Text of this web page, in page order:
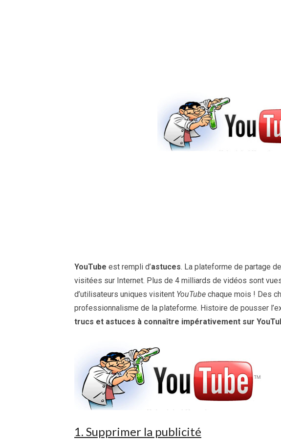
YouTube est rempli d’astuces. La plateforme de partage
visitées sur Internet. Plus de 4 milliards de vidéos sont
d’utilisateurs uniques visitent YouTube chaque mois ! Des
professionnalisme de la plateforme. Histoire de pousser
trucs et astuces à connaître impérativement sur
1. Supprimer la publicité